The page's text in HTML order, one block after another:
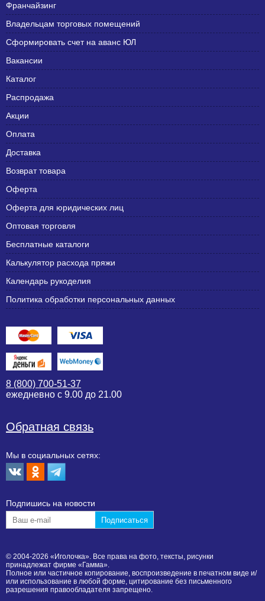
Франчайзинг
Владельцам торговых помещений
Сформировать счет на аванс ЮЛ
Вакансии
Каталог
Распродажа
Акции
Оплата
Доставка
Возврат товара
Оферта
Оферта для юридических лиц
Оптовая торговля
Бесплатные каталоги
Калькулятор расхода пряжи
Календарь рукоделия
Политика обработки персональных данных
8 (800) 700-51-37
ежедневно с 9.00 до 21.00
Обратная связь
Мы в социальных сетях:
Подпишиcь на новости
© 2004-2026 «Иголочка». Все права на фото, тексты, рисунки
принадлежат фирме «Гамма».
Полное или частичное копирование, воспроизведение в печатном виде и/
или использование в любой форме, цитирование без письменного
разрешения правообладателя запрещено.